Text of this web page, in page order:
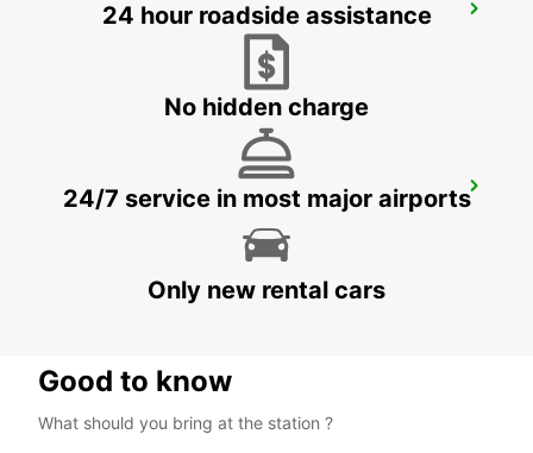
NAPLES APT *RY* IKC
NAPLES FS
24 hour roadside assistance
No hidden charge
24/7 service in most major airports
Only new rental cars
Good to know
What should you bring at the station ?